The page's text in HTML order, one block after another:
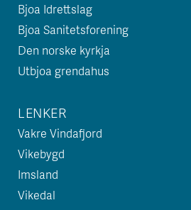
Bjoa Idrettslag
Bjoa Sanitetsforening
Den norske kyrkja
Utbjoa grendahus
LENKER
Vakre Vindafjord
Vikebygd
Imsland
Vikedal